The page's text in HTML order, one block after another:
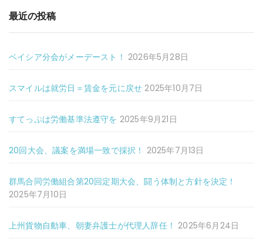
最近の投稿
ベイシア分会がメーデースト！ 2026年5月28日
スマイルは就労日＝賃金を元に戻せ 2025年10月7日
すてっぷは労働基準法遵守を 2025年9月21日
20回大会、議案を満場一致で採択！ 2025年7月13日
群馬合同労働組合第20回定期大会、闘う体制と方針を決定！
2025年7月10日
上州貨物自動車、朝妻弁護士が代理人辞任！ 2025年6月24日